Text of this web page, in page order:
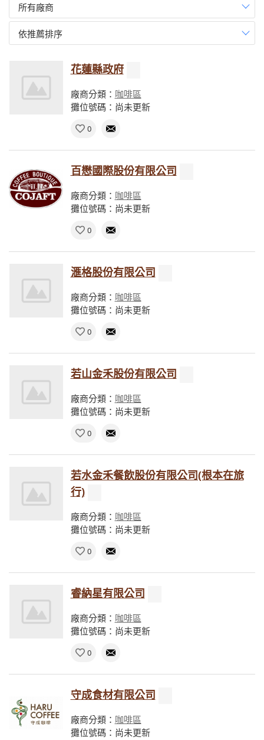
所有廠商
依推薦排序
花蓮縣政府
廠商分類： 咖啡區
攤位號碼：尚未更新
0
百懋國際股份有限公司
廠商分類： 咖啡區
攤位號碼：尚未更新
0
滙格股份有限公司
廠商分類： 咖啡區
攤位號碼：尚未更新
0
若山金禾股份有限公司
廠商分類： 咖啡區
攤位號碼：尚未更新
0
若水金禾餐飲股份有限公司(根本在旅
行)
廠商分類： 咖啡區
攤位號碼：尚未更新
0
睿納星有限公司
廠商分類： 咖啡區
攤位號碼：尚未更新
0
守成食材有限公司
廠商分類： 咖啡區
攤位號碼：尚未更新